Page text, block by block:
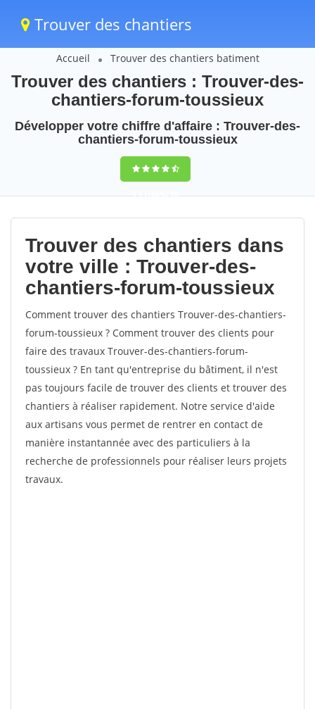
Trouver des chantiers
Accueil Trouver des chantiers batiment
Trouver des chantiers : Trouver-des-
chantiers-forum-toussieux
Développer votre chiffre d'affaire : Trouver-des-
chantiers-forum-toussieux
9,5(100%)76
votes
Trouver des chantiers dans
votre ville : Trouver-des-
chantiers-forum-toussieux
Comment trouver des chantiers Trouver-des-chantiers-
forum-toussieux ? Comment trouver des clients pour
faire des travaux Trouver-des-chantiers-forum-
toussieux ? En tant qu'entreprise du bâtiment, il n'est
pas toujours facile de trouver des clients et trouver des
chantiers à réaliser rapidement. Notre service d'aide
aux artisans vous permet de rentrer en contact de
manière instantannée avec des particuliers à la
recherche de professionnels pour réaliser leurs projets
travaux.